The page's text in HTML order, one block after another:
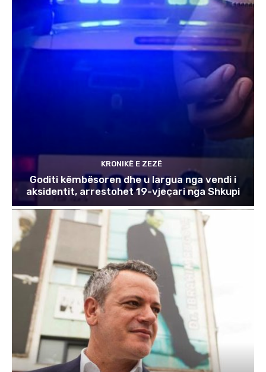
KRONIKË E ZEZË
Goditi këmbësoren dhe u largua nga vendi i
aksidentit, arrestohet 19-vjeçari nga Shkupi